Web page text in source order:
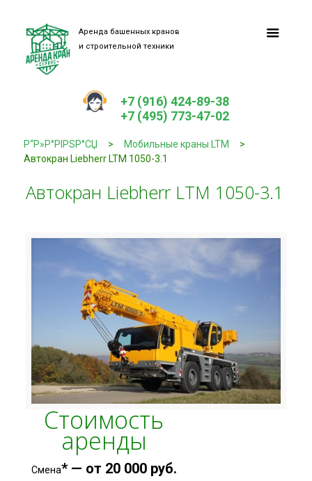
Аренда башенных кранов
и строительной техники
+7 (916) 424-89-38
+7 (495) 773-47-02
Р“Р»Р°РІРЅР°СЏ > Мобильные краны LTM
>
Автокран Liebherr LTM 1050-3.1
Автокран Liebherr LTM 1050-3.1
Стоимость
аренды
Смена* — от 20 000 руб.